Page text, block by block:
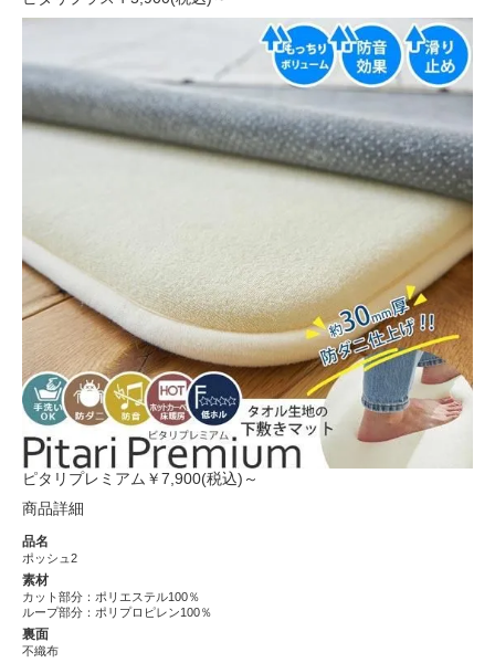
ピタリプレミアム ￥7,900(税込)～
商品詳細
品名
ポッシュ2
素材
カット部分：ポリエステル100％
ループ部分：ポリプロピレン100％
裏面
不織布